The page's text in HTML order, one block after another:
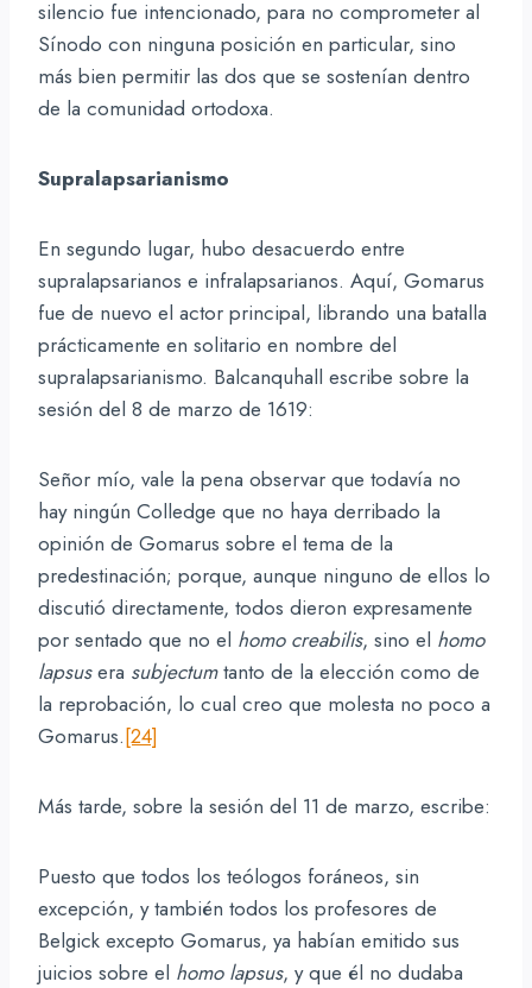
silencio fue intencionado, para no comprometer al
Sínodo con ninguna posición en particular, sino
más bien permitir las dos que se sostenían dentro
de la comunidad ortodoxa.
Supralapsarianismo
En segundo lugar, hubo desacuerdo entre
supralapsarianos e infralapsarianos. Aquí, Gomarus
fue de nuevo el actor principal, librando una batalla
prácticamente en solitario en nombre del
supralapsarianismo. Balcanquhall escribe sobre la
sesión del 8 de marzo de 1619:
Señor mío, vale la pena observar que todavía no
hay ningún Colledge que no haya derribado la
opinión de Gomarus sobre el tema de la
predestinación; porque, aunque ninguno de ellos lo
discutió directamente, todos dieron expresamente
por sentado que no el homo creabilis, sino el homo
lapsusera subjectumtanto de la elección como de
la reprobación, lo cual creo que molesta no poco a
Gomarus.[24]
Más tarde, sobre la sesión del 11 de marzo, escribe:
Puesto que todos los teólogos foráneos, sin
excepción, y también todos los profesores de
Belgick excepto Gomarus, ya habían emitido sus
juicios sobre el homo lapsus, y que él no dudaba